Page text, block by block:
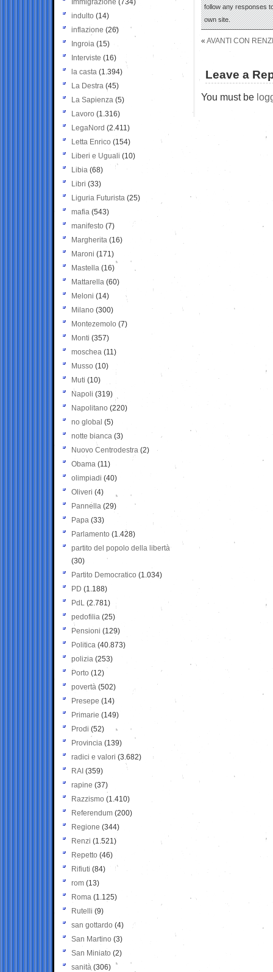
follow any responses
own site.
« AVANTI CON
Leave a
You must be
Immigrazione (734)
indulto (14)
inflazione (26)
Ingroia (15)
Interviste (16)
la casta (1.394)
La Destra (45)
La Sapienza (5)
Lavoro (1.316)
LegaNord (2.411)
Letta Enrico (154)
Liberi e Uguali (10)
Libia (68)
Libri (33)
Liguria Futurista (25)
mafia (543)
manifesto (7)
Margherita (16)
Maroni (171)
Mastella (16)
Mattarella (60)
Meloni (14)
Milano (300)
Montezemolo (7)
Monti (357)
moschea (11)
Musso (10)
Muti (10)
Napoli (319)
Napolitano (220)
no global (5)
notte bianca (3)
Nuovo Centrodestra (2)
Obama (11)
olimpiadi (40)
Oliveri (4)
Pannella (29)
Papa (33)
Parlamento (1.428)
partito del popolo della libertà
(30)
Partito Democratico (1.034)
PD (1.188)
PdL (2.781)
pedofilia (25)
Pensioni (129)
Politica (40.873)
polizia (253)
Porto (12)
povertà (502)
Presepe (14)
Primarie (149)
Prodi (52)
Provincia (139)
radici e valori (3.682)
RAI (359)
rapine (37)
Razzismo (1.410)
Referendum (200)
Regione (344)
Renzi (1.521)
Repetto (46)
Rifiuti (84)
rom (13)
Roma (1.125)
Rutelli (9)
san gottardo (4)
San Martino (3)
San Miniato (2)
sanità (306)